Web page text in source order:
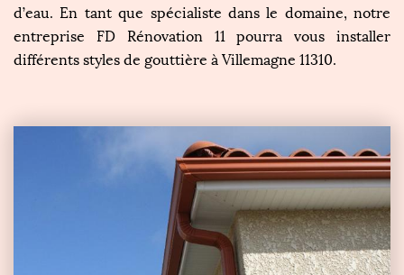
d’eau. En tant que spécialiste dans le domaine, notre
entreprise FD Rénovation 11 pourra vous installer
différents styles de gouttière à Villemagne 11310.